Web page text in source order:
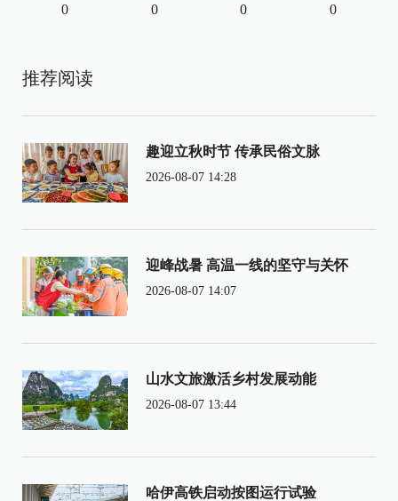
0 0 0 0
推荐阅读
趣迎立秋时节 传承民俗文脉
2026-08-07 14:28
迎峰战暑 高温一线的坚守与关怀
2026-08-07 14:07
山水文旅激活乡村发展动能
2026-08-07 13:44
哈伊高铁启动按图运行试验